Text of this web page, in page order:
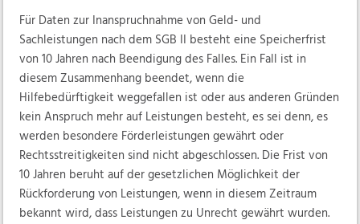
Für Daten zur Inanspruchnahme von Geld- und
Sachleistungen nach dem SGB II besteht eine Speicherfrist
von 10 Jahren nach Beendigung des Falles. Ein Fall ist in
diesem Zusammenhang beendet, wenn die
Hilfebedürftigkeit weggefallen ist oder aus anderen Gründen
kein Anspruch mehr auf Leistungen besteht, es sei denn, es
werden besondere Förderleistungen gewährt oder
Rechtsstreitigkeiten sind nicht abgeschlossen. Die Frist von
10 Jahren beruht auf der gesetzlichen Möglichkeit der
Rückforderung von Leistungen, wenn in diesem Zeitraum
bekannt wird, dass Leistungen zu Unrecht gewährt wurden.